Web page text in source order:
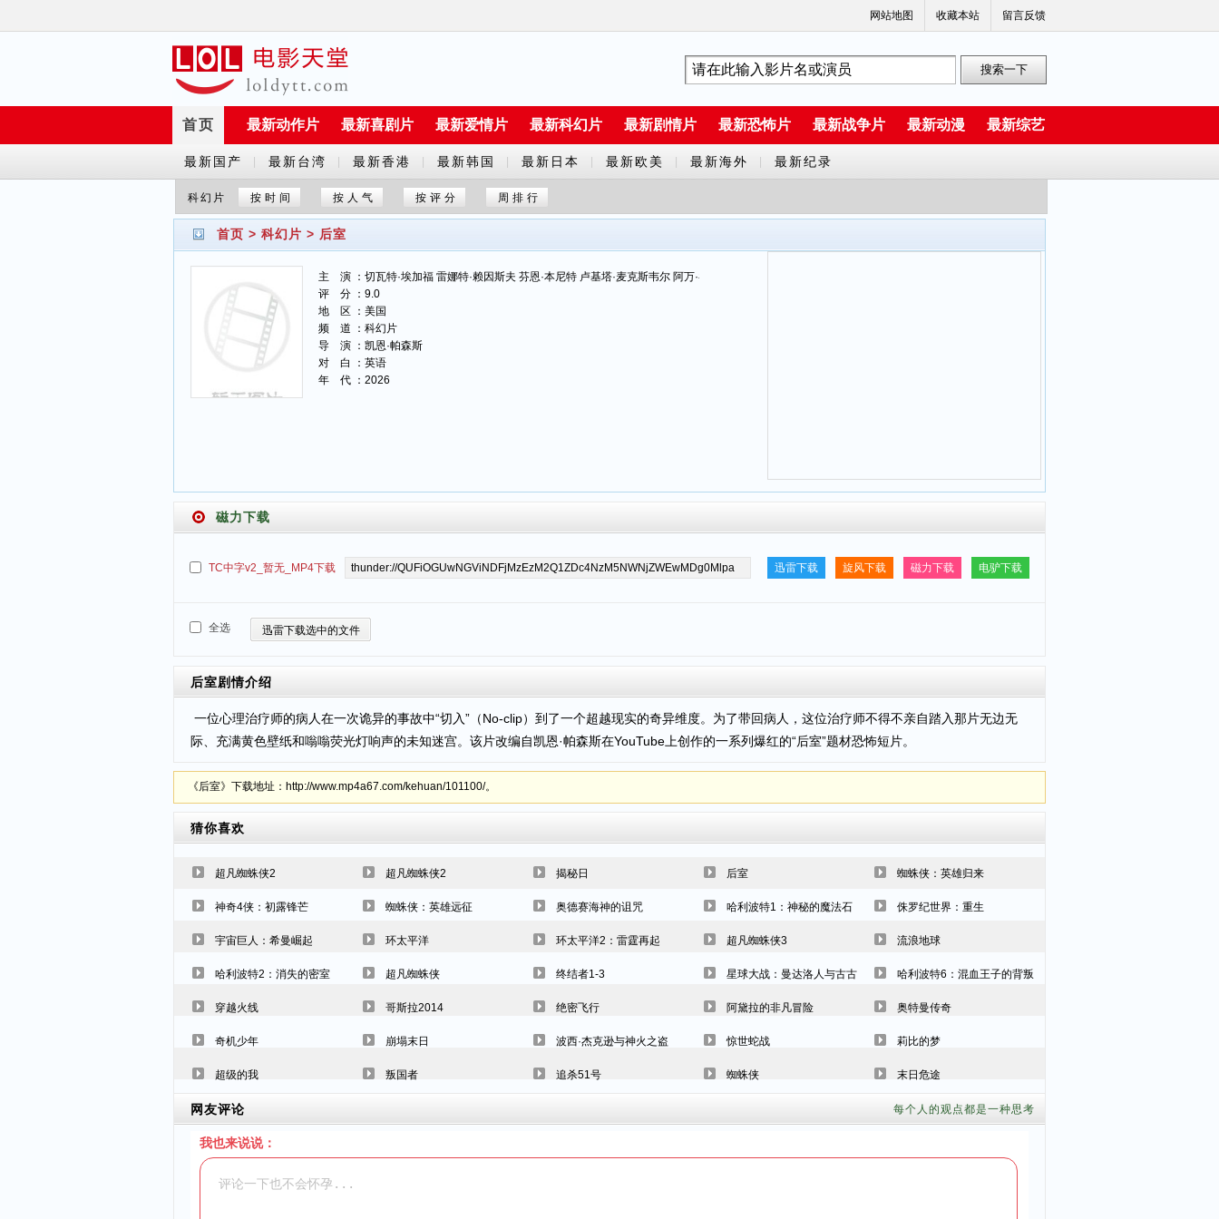
留言反馈
收藏本站
网站地图
首页 最新动作片 最新喜剧片 最新爱情片 最新科幻片 最新剧情片 最新恐怖片 最新战争片 最新动漫 最新综艺
最新国产
剧
最新台湾 最新香港 最新韩国 最新日本 最新欧美 最新海外 最新纪录
科幻片 按时间 按人气 按评分 周排行
首页 > 科幻片 > 后室
主 演 ：切瓦特·埃加福 雷娜特·赖因斯夫 芬恩·本尼特 卢基塔·麦克斯韦尔 阿万·乔贾 马克·杜普拉斯 谢拉赫·霍斯达尔 托比·哈格雷夫 米拉尼亚·克尔 菲利普·格兰杰 帕特里克·贝纳姆
评 分 ：9.0
地 区 ：美国
频 道 ：科幻片
导 演 ：凯恩·帕森斯
对 白 ：英语
年 代 ：2026
磁力下载
TC中字v2_暂无_MP4下载 迅雷下载 旋风下载 磁力下载 电驴下载
全选 迅雷下载选中的文件
后室剧情介绍
一位心理治疗师的病人在一次诡异的事故中“切入”（No-clip）到了一个超越现实的奇异维度。为了带回病人，这位治疗师不得不亲自踏入那片无边无
际、充满黄色壁纸和嗡嗡荧光灯响声的未知迷宫。该片改编自凯恩·帕森斯在YouTube上创作的一系列爆红的“后室”题材恐怖短片。
《后室》下载地址：http://www.mp4a67.com/kehuan/101100/。
猜你喜欢
超凡蜘蛛侠2 超凡蜘蛛侠2 揭秘日 后室 蜘蛛侠：英雄归来
神奇4侠：初露锋芒 蜘蛛侠：英雄远征 奥德赛海神的诅咒 哈利波特1：神秘的魔法石 侏罗纪世界：重生
宇宙巨人：希曼崛起 环太平洋 环太平洋2：雷霆再起 超凡蜘蛛侠3 流浪地球
哈利波特2：消失的密室 超凡蜘蛛侠 终结者1-3 星球大战：曼达洛人与古古 哈利波特6：混血王子的背叛
穿越火线 哥斯拉2014 绝密飞行 阿黛拉的非凡冒险 奥特曼传奇
奇机少年 崩塌末日 波西·杰克逊与神火之盗 惊世蛇战 莉比的梦
超级的我 叛国者 追杀51号 蜘蛛侠 末日危途
每个人的观点都是一种思考
网友评论
我也来说说：